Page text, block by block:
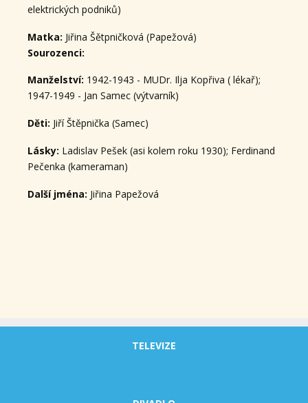
elektrických podniků)
Matka: Jiřina Šětpničková (Papežová)
Sourozenci:
Manželství: 1942-1943 - MUDr. Ilja Kopřiva ( lékař);
1947-1949 - Jan Samec (výtvarník)
Děti: Jiří Štěpnička (Samec)
Lásky: Ladislav Pešek (asi kolem roku 1930); Ferdinand
Pečenka (kameraman)
Další jména: Jiřina Papežová
TELEVIZE